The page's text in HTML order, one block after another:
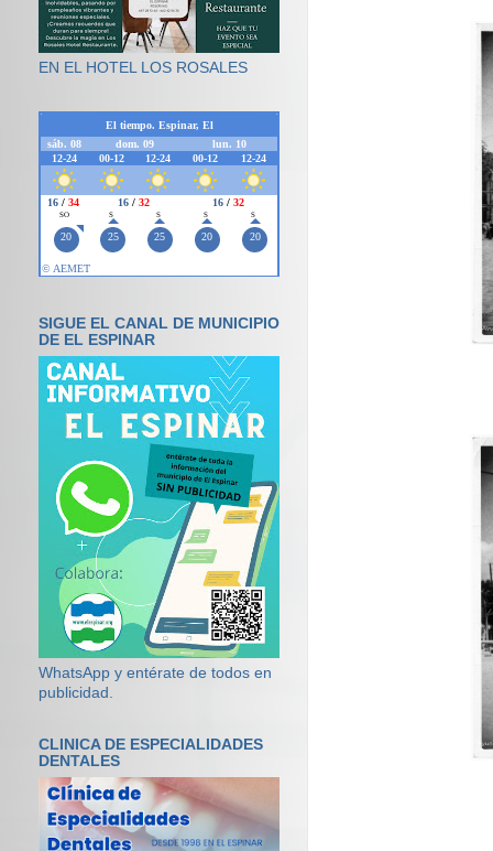
EN EL HOTEL LOS ROSALES
SIGUE EL CANAL DE MUNICIPIO
DE EL ESPINAR
WhatsApp y entérate de todos en
publicidad.
CLINICA DE ESPECIALIDADES
DENTALES